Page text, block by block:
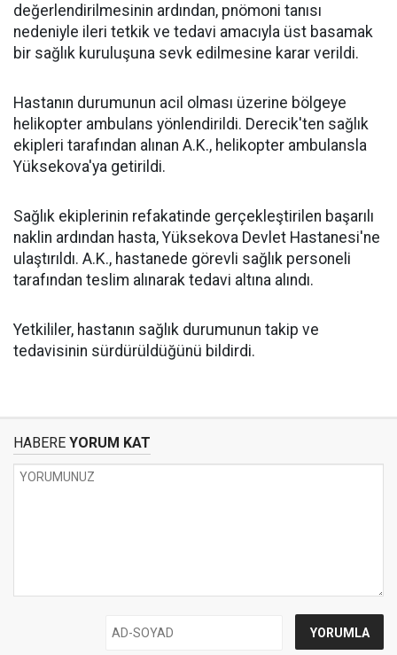
değerlendirilmesinin ardından, pnömoni tanısı
nedeniyle ileri tetkik ve tedavi amacıyla üst basamak
bir sağlık kuruluşuna sevk edilmesine karar verildi.
Hastanın durumunun acil olması üzerine bölgeye
helikopter ambulans yönlendirildi. Derecik'ten sağlık
ekipleri tarafından alınan A.K., helikopter ambulansla
Yüksekova'ya getirildi.
Sağlık ekiplerinin refakatinde gerçekleştirilen başarılı
naklin ardından hasta, Yüksekova Devlet Hastanesi'ne
ulaştırıldı. A.K., hastanede görevli sağlık personeli
tarafından teslim alınarak tedavi altına alındı.
Yetkililer, hastanın sağlık durumunun takip ve
tedavisinin sürdürüldüğünü bildirdi.
HABERE YORUM KAT